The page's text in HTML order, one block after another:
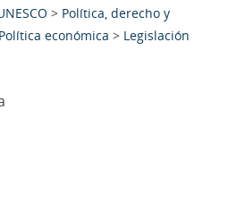
> Política, derecho y
Política económica > Legislación